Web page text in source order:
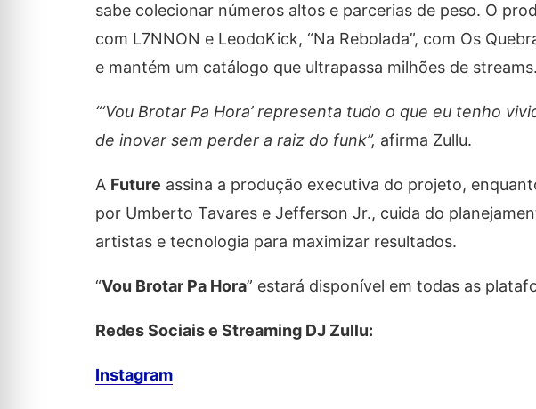
sabe colecionar números altos e parcerias de peso. O
com L7NNON e LeodoKick, “Na Rebolada”, com Os
e mantém um catálogo que ultrapassa milhões de streams.
“‘Vou Brotar Pa Hora’ representa tudo o que eu tenho
de inovar sem perder a raiz do funk”, afirma Zullu.
A Future assina a produção executiva do projeto,
por Umberto Tavares e Jefferson Jr., cuida do
artistas e tecnologia para maximizar resultados.
“Vou Brotar Pa Hora” estará disponível em todas as
Redes Sociais e Streaming DJ Zullu:
Instagram